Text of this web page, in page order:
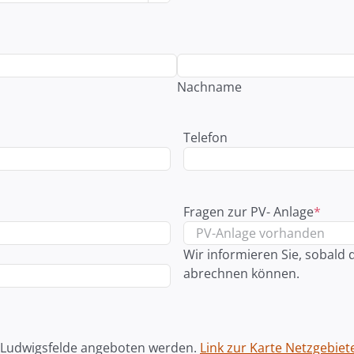
Nachname
Telefon
Fragen zur PV- Anlage*
Wir informieren Sie, sobald
abrechnen können.
angeboten werden. Link zur Karte